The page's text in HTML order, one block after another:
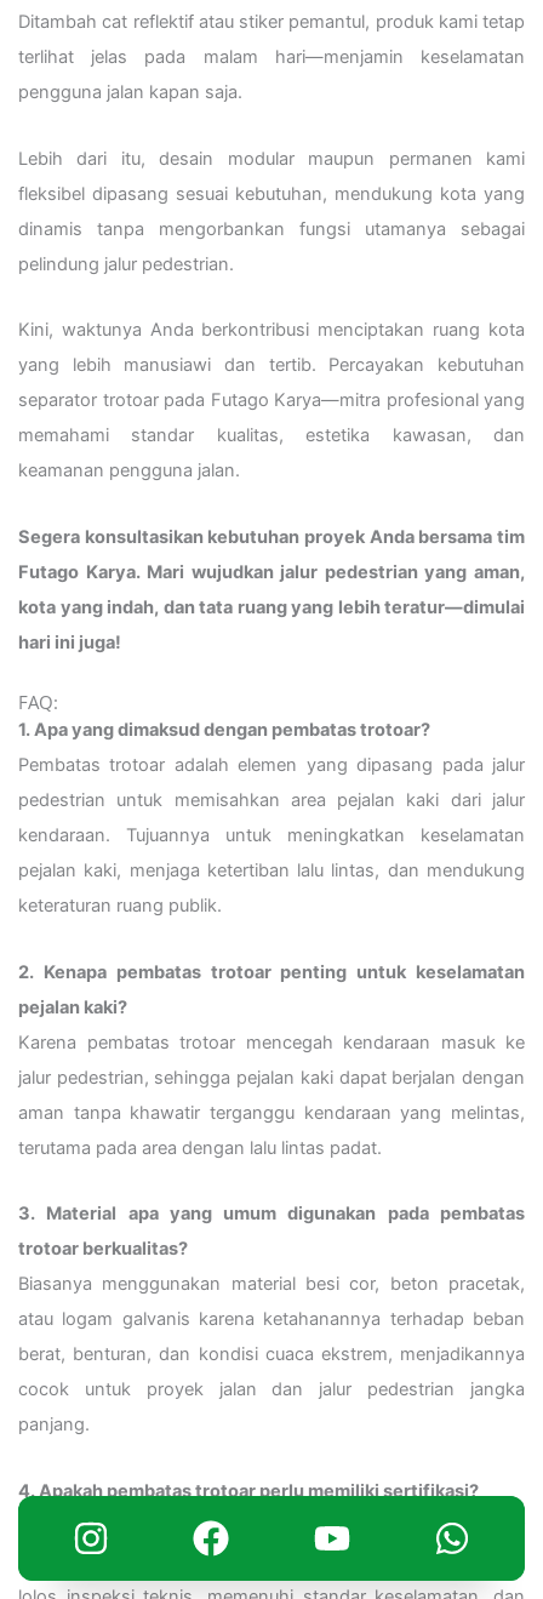
Ditambah cat reflektif atau stiker pemantul, produk kami tetap
terlihat jelas pada malam hari—menjamin keselamatan
pengguna jalan kapan saja.
Lebih dari itu, desain modular maupun permanen kami
fleksibel dipasang sesuai kebutuhan, mendukung kota yang
dinamis tanpa mengorbankan fungsi utamanya sebagai
pelindung jalur pedestrian.
Kini, waktunya Anda berkontribusi menciptakan ruang kota
yang lebih manusiawi dan tertib. Percayakan kebutuhan
separator trotoar pada Futago Karya—mitra profesional yang
memahami standar kualitas, estetika kawasan, dan
keamanan pengguna jalan.
Segera konsultasikan kebutuhan proyek Anda bersama tim
Futago Karya. Mari wujudkan jalur pedestrian yang aman,
kota yang indah, dan tata ruang yang lebih teratur—dimulai
hari ini juga!
FAQ:
1. Apa yang dimaksud dengan pembatas trotoar?
Pembatas trotoar adalah elemen yang dipasang pada jalur
pedestrian untuk memisahkan area pejalan kaki dari jalur
kendaraan. Tujuannya untuk meningkatkan keselamatan
pejalan kaki, menjaga ketertiban lalu lintas, dan mendukung
keteraturan ruang publik.
2. Kenapa pembatas trotoar penting untuk keselamatan
pejalan kaki?
Karena pembatas trotoar mencegah kendaraan masuk ke
jalur pedestrian, sehingga pejalan kaki dapat berjalan dengan
aman tanpa khawatir terganggu kendaraan yang melintas,
terutama pada area dengan lalu lintas padat.
3. Material apa yang umum digunakan pada pembatas
trotoar berkualitas?
Biasanya menggunakan material besi cor, beton pracetak,
atau logam galvanis karena ketahanannya terhadap beban
berat, benturan, dan kondisi cuaca ekstrem, menjadikannya
cocok untuk proyek jalan dan jalur pedestrian jangka
panjang.
4. Apakah pembatas trotoar perlu memiliki sertifikasi?
Perlu. Pembatas trotoar dengan sertifikasi seperti Standar
Nasional Indonesia (SNI) membantu proyek lebih mudah